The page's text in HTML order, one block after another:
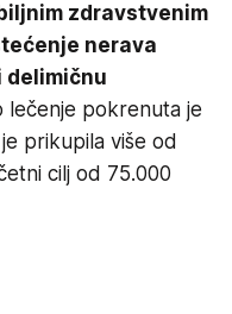
zdravstvenim
nerava
delimičnu
lečenje pokrenuta je
prikupila više od
cilj od 75.000